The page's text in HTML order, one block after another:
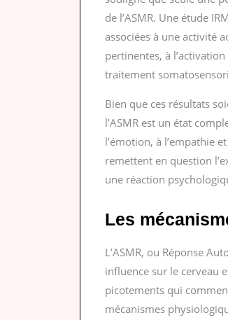
de l’ASMR. Une étude
associées à une activité
pertinentes, à
traitement
Bien que ces résultats
l’ASMR est un état
l’émotion, à l’empathie
remettent en question
une réaction
Les
L’ASMR, ou Réponse
influence sur le cerveau
picotements qui
mécanismes